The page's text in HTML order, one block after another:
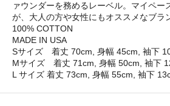
ァウンダーを務めるレーベル。マイペー
が、大人の方や女性にもオススメなブラ
100% COTTON
MADE IN USA
Sサイズ 着丈 70cm, 身幅 45cm, 袖下
Mサイズ 着丈 71cm, 身幅 50cm, 袖下
L サイズ 着丈 73cm, 身幅 55cm, 袖下